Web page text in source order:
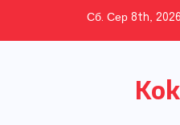
Сб. Сер 8th, 2026